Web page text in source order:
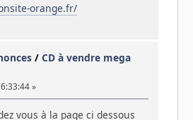
orange.fr/
/CD à vendre mega
»
vous à la page ci dessous